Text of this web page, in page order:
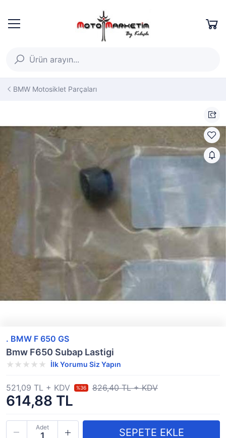
BMW Motosiklet Parçaları
. BMW F 650 GS
Bmw F650 Subap Lastigi
İlk Yorumu Siz Yapın
614,88 TL
521,09 TL + KDV %36 826,40 TL + KDV
Adet